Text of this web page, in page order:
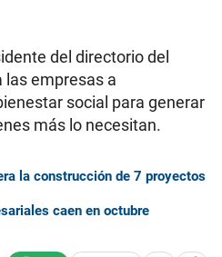
del directorio del
las empresas a
social para generar
más lo necesitan.
la construcción de 7 proyectos
caen en octubre